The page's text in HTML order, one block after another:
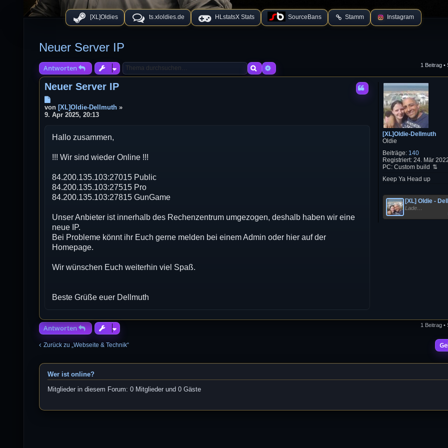
[XL]Oldies ts.xloldies.de HLstatsX Stats SourceBans Stamm Instagram
Neuer Server IP
Antworten SucheErweiterte Suche 1 Beitrag •
[XL]Oldie-Dellmuth
Oldie
Beiträge: 140
Registriert: 24. Mär
PC: Custom build
Keep Ya Head up
[XL] Oldie -
Lade…
Neuer Server IP
e
i
a
von [XL]Oldie-Dellmuth »
9. Apr 2025, 20:13
Hallo zusammen,
!!! Wir sind wieder Online !!!
84.200.135.103:27015 Public
84.200.135.103:27515 Pro
84.200.135.103:27815 GunGame
Unser Anbieter ist innerhalb des Rechenzentrum umgezogen, deshalb haben wir eine
neue IP.
Bei Probleme könnt ihr Euch gerne melden bei einem Admin oder hier auf der
Homepage.
Wir wünschen Euch weiterhin viel Spaß.
Beste Grüße euer Dellmuth
Antworten 1 Beitrag •
Zurück zu „Webseite & Technik“
Wer ist online?
Mitglieder in diesem Forum: 0 Mitglieder und 0 Gäste